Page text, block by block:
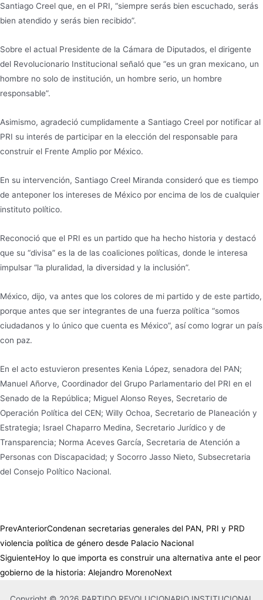
Santiago Creel que, en el PRI, “siempre serás bien escuchado, serás
bien atendido y serás bien recibido”.
Sobre el actual Presidente de la Cámara de Diputados, el dirigente
del Revolucionario Institucional señaló que “es un gran mexicano, un
hombre no solo de institución, un hombre serio, un hombre
responsable”.
Asimismo, agradeció cumplidamente a Santiago Creel por notificar al
PRI su interés de participar en la elección del responsable para
construir el Frente Amplio por México.
En su intervención, Santiago Creel Miranda consideró que es tiempo
de anteponer los intereses de México por encima de los de cualquier
instituto político.
Reconoció que el PRI es un partido que ha hecho historia y destacó
que su “divisa” es la de las coaliciones políticas, donde le interesa
impulsar “la pluralidad, la diversidad y la inclusión”.
México, dijo, va antes que los colores de mi partido y de este partido,
porque antes que ser integrantes de una fuerza política “somos
ciudadanos y lo único que cuenta es México”, así como lograr un país
con paz.
En el acto estuvieron presentes Kenia López, senadora del PAN;
Manuel Añorve, Coordinador del Grupo Parlamentario del PRI en el
Senado de la República; Miguel Alonso Reyes, Secretario de
Operación Política del CEN; Willy Ochoa, Secretario de Planeación y
Estrategia; Israel Chaparro Medina, Secretario Jurídico y de
Transparencia; Norma Aceves García, Secretaria de Atención a
Personas con Discapacidad; y Socorro Jasso Nieto, Subsecretaria
del Consejo Político Nacional.
PrevAnteriorCondenan secretarias generales del PAN, PRI y PRD
violencia política de género desde Palacio Nacional
SiguienteHoy lo que importa es construir una alternativa ante el peor
gobierno de la historia: Alejandro MorenoNext